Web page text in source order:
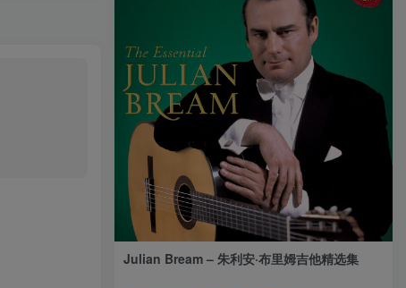
Julian Bream – 朱利安·布里姆吉他精选集